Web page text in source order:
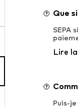
Que
SEPA
Lire
Puis-